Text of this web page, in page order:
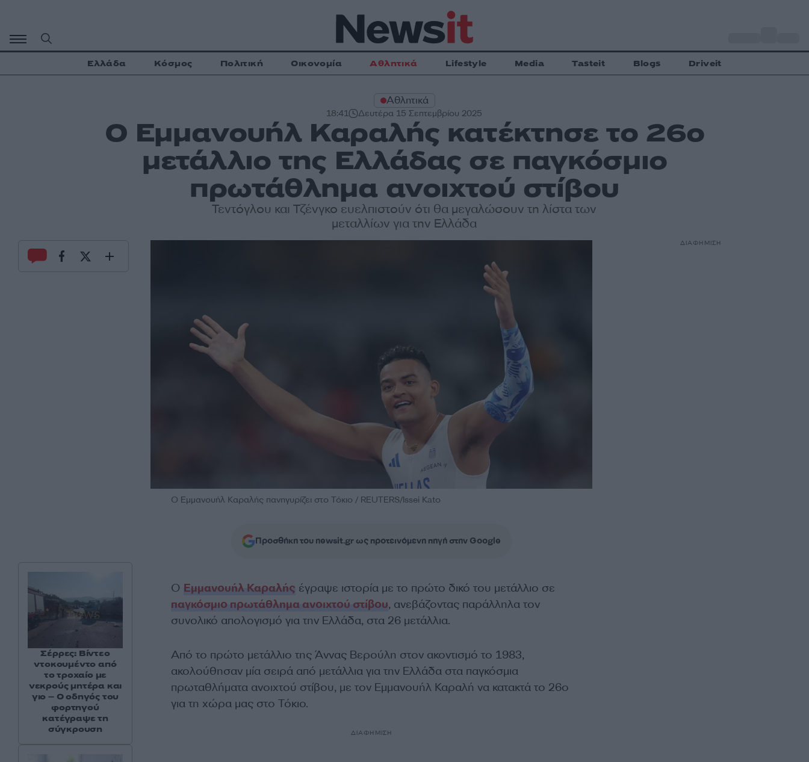
περιεχόμενο
Ελλάδα Κόσμος Πολιτική Οικονομία Αθλητικά Lifestyle Media Tasteit Blogs Driveit
Αθλητικά
18:41 Δευτέρα 15 Σεπτεμβρίου 2025
Ο Εμμανουήλ Καραλής κατέκτησε το 26ο
μετάλλιο της Ελλάδας σε παγκόσμιο
πρωτάθλημα ανοιχτού στίβου
Τεντόγλου και Τζένγκο ευελπιστούν ότι θα μεγαλώσουν τη λίστα των
μεταλλίων για την Ελλάδα
Ο Εμμανουήλ Καραλής πανηγυρίζει στο Τόκιο / REUTERS/Issei Kato
Προσθήκη του newsit.gr ως προτεινόμενη πηγή στην Google
Ο Εμμανουήλ Καραλής έγραψε ιστορία με το πρώτο δικό του μετάλλιο σε
παγκόσμιο πρωτάθλημα ανοιχτού στίβου, ανεβάζοντας παράλληλα τον
συνολικό απολογισμό για την Ελλάδα, στα 26 μετάλλια.
Από το πρώτο μετάλλιο της Άννας Βερούλη στον ακοντισμό το 1983,
ακολούθησαν μία σειρά από μετάλλια για την Ελλάδα στα παγκόσμια
πρωταθλήματα ανοιχτού στίβου, με τον Εμμανουήλ Καραλή να κατακτά το 26ο
για τη χώρα μας στο Τόκιο.
ΔΙΑΦΗΜΙΣΗ
Σέρρες: Βίντεο
ντοκουμέντο από
το τροχαίο με
νεκρούς μητέρα και
γιο – Ο οδηγός του
φορτηγού
κατέγραψε τη
σύγκρουση
ΔΙΑΦΗΜΙΣΗ